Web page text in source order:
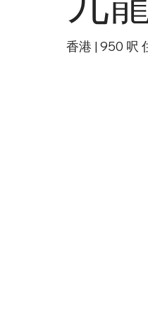
香港 | 950 呎